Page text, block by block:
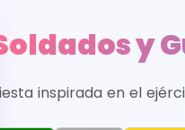
y
inspirada en el